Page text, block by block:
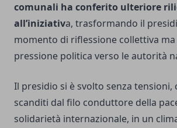
comunali ha conferito ulteriore
all’iniziativa, trasformando il
momento di riflessione collettiva ma
pressione politica verso le autorità
Il presidio si è svolto senza tensioni,
scanditi dal filo conduttore della
solidarietà internazionale, in un